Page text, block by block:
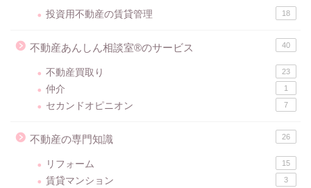
投資用不動産の賃貸管理 18
不動産あんしん相談室®のサービス 40
不動産買取り 23
仲介 1
セカンドオピニオン 7
不動産の専門知識 26
リフォーム 15
賃貸マンション 3